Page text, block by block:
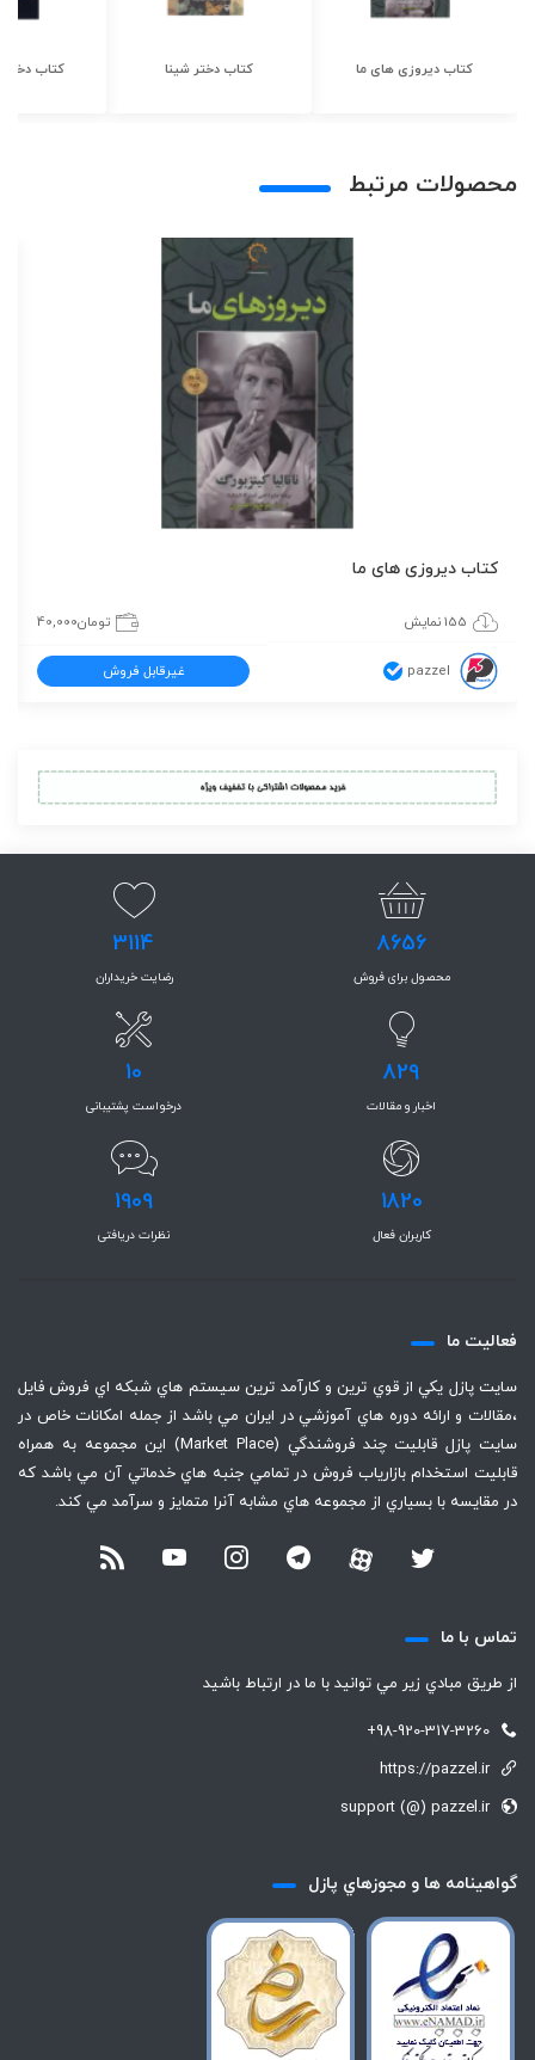
کتاب دیروزی های ما کتاب دختر شینا کتاب دختر
محصولات مرتبط
کتاب دیروزی های ما
155 نمایش تومان40,000
pazzel غیرقابل فروش
8656
محصول برای فروش
3114
رضایت خریداران
829
اخبار و مقالات
10
درخواست پشتیبانی
1820
کاربران فعال
1909
نظرات دریافتی
فعاليت ما
سايت پازل يكي از قوي ترين و كارآمد ترين سيستم هاي شبكه اي فروش فايل
،‌مقالات و ارائه دوره هاي آموزشي در ايران مي باشد از جمله امكانات خاص در
سايت پازل قابليت چند فروشندگي (Market Place) اين مجموعه به همراه
قابليت استخدام بازارياب فروش در تمامي جنبه هاي خدماتي آن مي باشد كه
در مقايسه با بسياري از مجموعه هاي مشابه آنرا متمايز و سرآمد مي كند.
تماس با ما
از طريق مبادي زير مي توانيد با ما در ارتباط باشيد
+98-920-317-3260
https://pazzel.ir
support (@) pazzel.ir
گواهينامه ها و مجوزهاي پازل